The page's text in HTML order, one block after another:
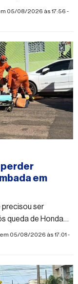
05/08/2026 às 17:56 -
perder
em
ser
queda de Honda
05/08/2026 às 17:01 -